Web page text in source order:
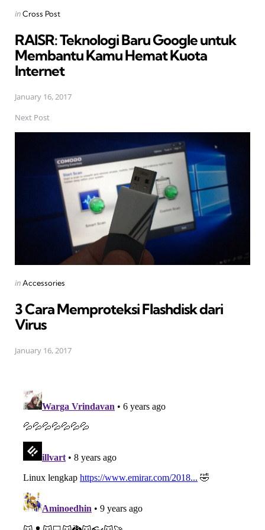
Posted
inCross Post
RAISR: Teknologi Baru Google untuk
Membantu Kamu Hemat Kuota
Internet
January 16, 2017
Next Post
Posted
inAccessories
3 Cara Memproteksi Flashdisk dari
Virus
January 16, 2017